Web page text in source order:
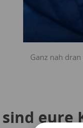
Ganz nah
eure